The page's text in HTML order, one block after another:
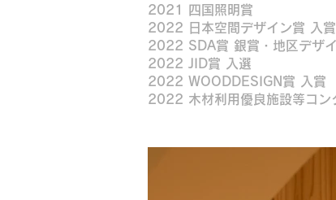
2021 四国照明賞
2022 日本空間デザイン賞 入賞
​2022 SDA賞 銀賞・地区デザ
2022 JID賞 入選
2022 WOODDESIGN賞 入賞
2022 木材利用優良施設等コン